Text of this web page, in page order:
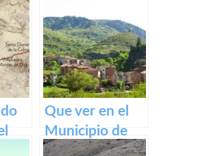
Que ver en el
Municipio de
Ventrosa de La